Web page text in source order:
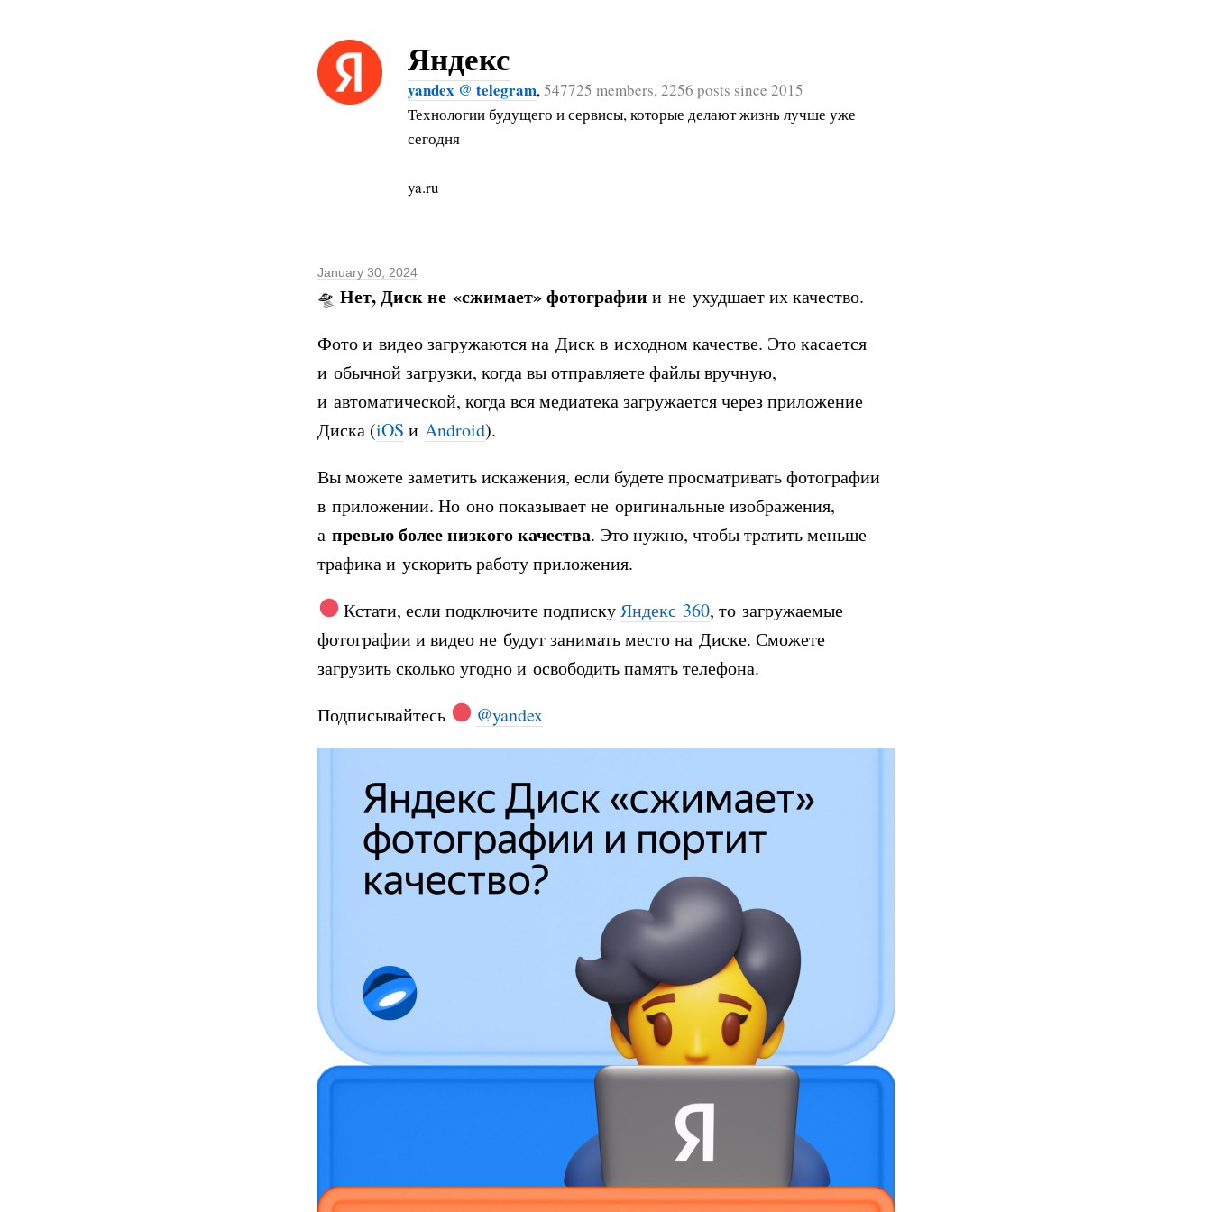
Яндекс
yandex @ telegram,547725 members, 2256 posts since 2015
Технологии будущего и сервисы, которые делают жизнь лучше уже
сегодня
ya.ru
January 30, 2024
🛸 Нет, Диск не «сжимает» фотографии и не ухудшает их качество.
Фото и видео загружаются на Диск в исходном качестве. Это касается
и обычной загрузки, когда вы отправляете файлы вручную,
и автоматической, когда вся медиатека загружается через приложение
Диска (iOS и Android).
Вы можете заметить искажения, если будете просматривать фотографии
в приложении. Но оно показывает не оригинальные изображения,
а превью более низкого качества. Это нужно, чтобы тратить меньше
трафика и ускорить работу приложения.
Кстати, если подключите подпискуЯндекс 360, то загружаемые
фотографии и видео не будут занимать место на Диске. Сможете
загрузить сколько угодно и освободить память телефона.
Подписывайтесь
@yandex